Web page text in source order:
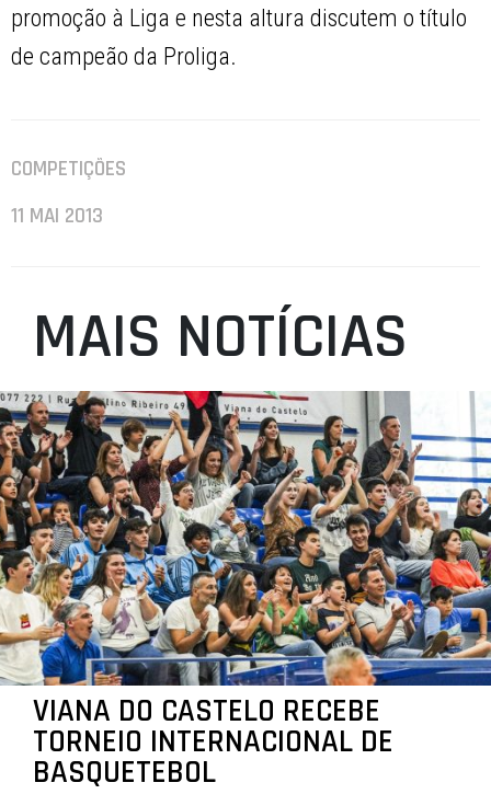
promoção à Liga e nesta altura discutem o título
de campeão da Proliga.
COMPETIÇÕES
11 MAI 2013
MAIS NOTÍCIAS
VIANA DO CASTELO RECEBE
TORNEIO INTERNACIONAL DE
BASQUETEBOL